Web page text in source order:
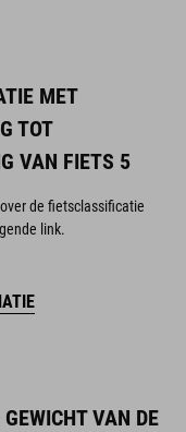
MET
TOT
VAN FIETS 5
de fietsclassificatie
link.
VAN DE